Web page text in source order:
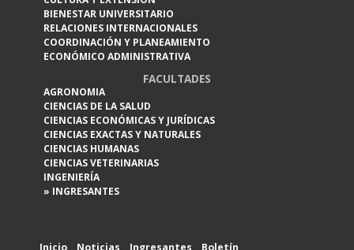
BIENESTAR UNIVERSITARIO
RELACIONES INTERNACIONALES
COORDINACIÓN Y PLANEAMIENTO
ECONÓMICO ADMINISTRATIVA
FACULTADES
AGRONOMIA
CIENCIAS DE LA SALUD
CIENCIAS ECONÓMICAS Y JURÍDICAS
CIENCIAS EXACTAS Y NATURALES
CIENCIAS HUMANAS
CIENCIAS VETERINARIAS
INGENIERÍA
» INGRESANTES
Inicio Noticias Ingresantes Boletín